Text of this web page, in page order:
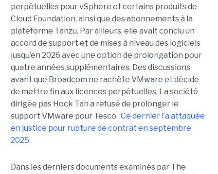
perpétuelles pour vSphere et certains produits de
Cloud Foundation, ainsi que des abonnements à la
plateforme Tanzu. Par ailleurs, elle avait conclu un
accord de support et de mises à niveau des logiciels
jusqu’en 2026 avec une option de prolongation pour
quatre années supplémentaires. Des discussions
avant que Broadcom ne rachète VMware et décide
de mettre fin aux licences perpétuelles. La société
dirigée pas Hock Tan a refusé de prolonger le
support VMware pour Tesco. Ce dernier l’a attaquée
en justice pour rupture de contrat en septembre
2025.
Dans les derniers documents examinés par The